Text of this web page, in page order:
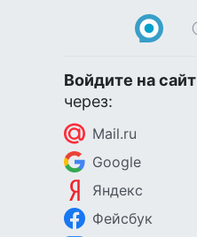
Войдите на сайт
через:
Mail.ru
Google
Яндекс
Фейсбук